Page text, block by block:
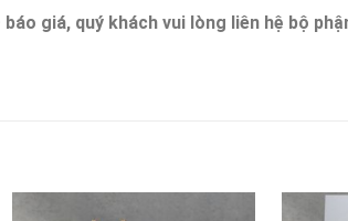
giá, quý khách vui lòng liên hệ bộ